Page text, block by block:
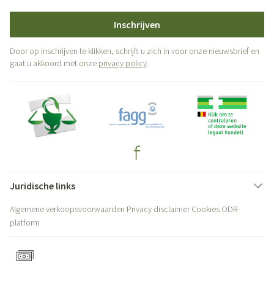
Inschrijven
Door op inschrijven te klikken, schrijft u zich in voor onze nieuwsbrief en
gaat u akkoord met onze privacy policy.
Juridische links
Algemene verkoopsvoorwaarden Privacy disclaimer Cookies ODR-
platform